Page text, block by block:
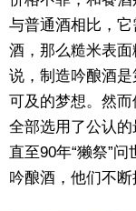
与普通酒相比，
酒，那么糙米表
说，制造吟酿酒
可及的梦想。然
全部选用了公认的
直至90年“獭祭”
吟酿酒，他们不断